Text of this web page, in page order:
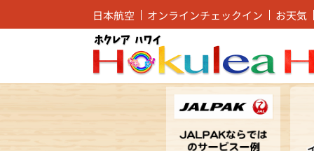
日本航空 オンラインチェックイン お天気